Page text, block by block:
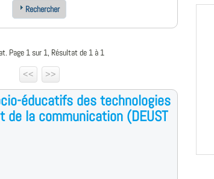
Rechercher
Page 1 sur 1, Résultat de 1 à 1
<<
>>
éducatifs des technologies
la communication (DEUST